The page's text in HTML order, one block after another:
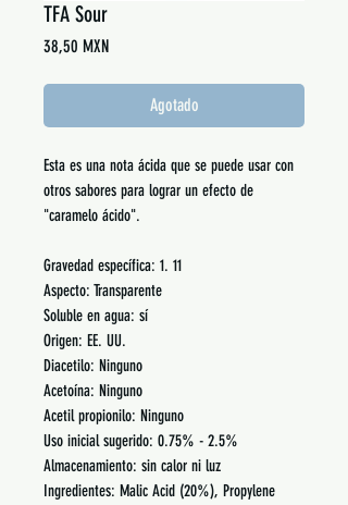
TFA Sour
38,50 MXNPrecio
Agotado
Esta es una nota ácida que se puede usar con
otros sabores para lograr un efecto de
"caramelo ácido".
Gravedad específica: 1. 11
Aspecto: Transparente
Soluble en agua: sí
Origen: EE. UU.
Diacetilo: Ninguno
Acetoína: Ninguno
Acetil propionilo: Ninguno
Uso inicial sugerido: 0.75% - 2.5%
Almacenamiento: sin calor ni luz
Ingredientes: Malic Acid (20%), Propylene